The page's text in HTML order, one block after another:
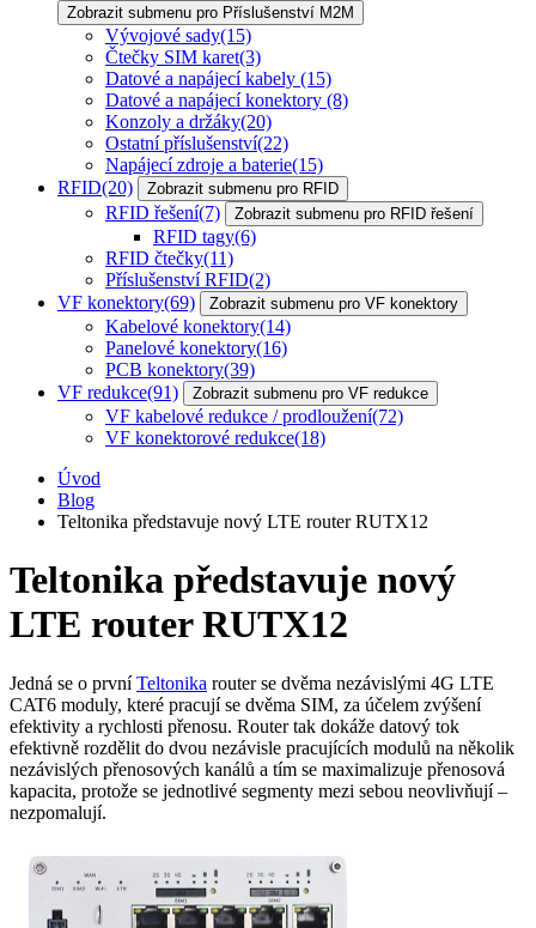
Zobrazit submenu pro Příslušenství M2M
Vývojové sady(15)
Čtečky SIM karet(3)
Datové a napájecí kabely (15)
Datové a napájecí konektory (8)
Konzoly a držáky(20)
Ostatní příslušenství(22)
Napájecí zdroje a baterie(15)
RFID(20) Zobrazit submenu pro RFID
RFID řešení(7) Zobrazit submenu pro RFID řešení
RFID tagy(6)
RFID čtečky(11)
Příslušenství RFID(2)
VF konektory(69) Zobrazit submenu pro VF konektory
Kabelové konektory(14)
Panelové konektory(16)
PCB konektory(39)
VF redukce(91) Zobrazit submenu pro VF redukce
VF kabelové redukce / prodloužení(72)
VF konektorové redukce(18)
Úvod
Blog
Teltonika představuje nový LTE router RUTX12
Teltonika představuje nový
LTE router RUTX12
Jedná se o první Teltonika routerse dvěma nezávislými 4G LTE
CAT6 moduly, které pracují se dvěma SIM, za účelem zvýšení
efektivity a rychlosti přenosu. Routertak dokáže datový tok
efektivně rozdělit do dvou nezávisle pracujících modulů na několik
nezávislých přenosových kanálů a tím se maximalizuje přenosová
kapacita, protože se jednotlivé segmenty mezi sebou neovlivňují –
nezpomalují.